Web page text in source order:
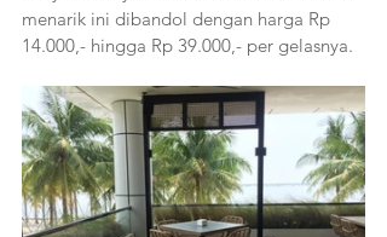
menarik ini dibandol dengan harga Rp
14.000,- hingga Rp 39.000,- per gelasnya.